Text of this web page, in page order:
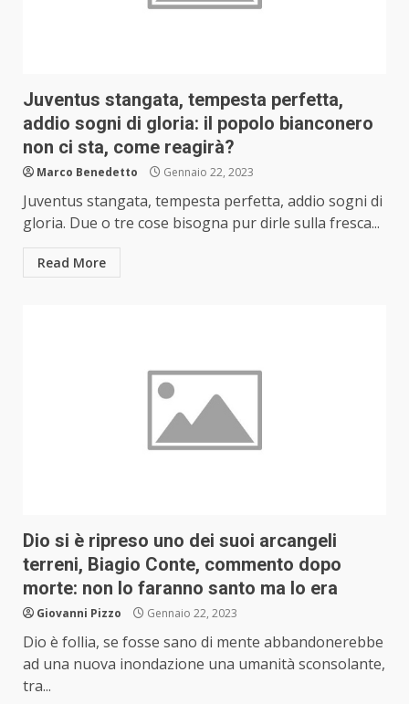
Juventus stangata, tempesta perfetta,
addio sogni di gloria: il popolo bianconero
non ci sta, come reagirà?
Marco Benedetto Gennaio 22, 2023
Juventus stangata, tempesta perfetta, addio sogni di
gloria. Due o tre cose bisogna pur dirle sulla fresca...
Read More
Dio si è ripreso uno dei suoi arcangeli
terreni, Biagio Conte, commento dopo
morte: non lo faranno santo ma lo era
Giovanni Pizzo Gennaio 22, 2023
Dio è follia, se fosse sano di mente abbandonerebbe
ad una nuova inondazione una umanità sconsolante,
tra...